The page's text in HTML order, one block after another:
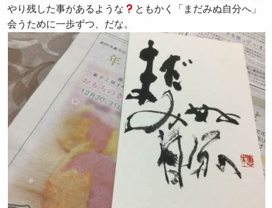
やり残した事があるような
ともかく「まだみぬ自分へ」
会うために一歩ずつ、だな。